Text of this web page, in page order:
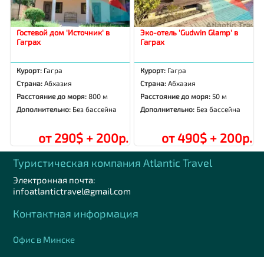
Гостевой дом 'Источник' в
Гаграх
Курорт: Гагра
Страна: Абхазия
Расстояние до моря:800 м
Дополнительно: Без бассейна
от 290$ + 200р.
Эко-отель 'Gudwin Glamp' в
Гаграх
Курорт: Гагра
Страна: Абхазия
Расстояние до моря: 50 м
Дополнительно: Без бассейна
от 490$ + 200р.
Туристическая компания Аtlantic Travel
Электронная почта:
infoatlantictravel@gmail.com
Контактная информация
Офис в Минске